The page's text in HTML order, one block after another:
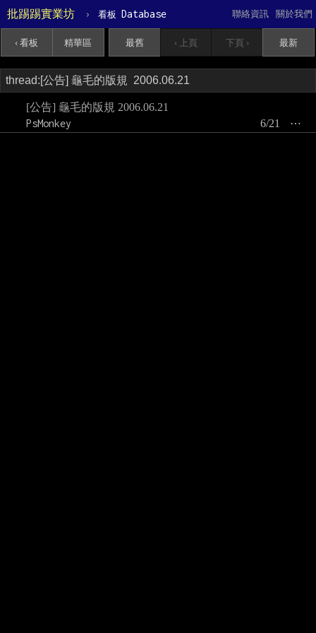
批踢踢實業坊 › 看板 Database 關於我們
聯絡資訊
‹ 看板 精華區 最舊 ‹ 上頁 下頁 › 最新
[公告] 龜毛的版規 2006.06.21
PsMonkey
⋯
6/21